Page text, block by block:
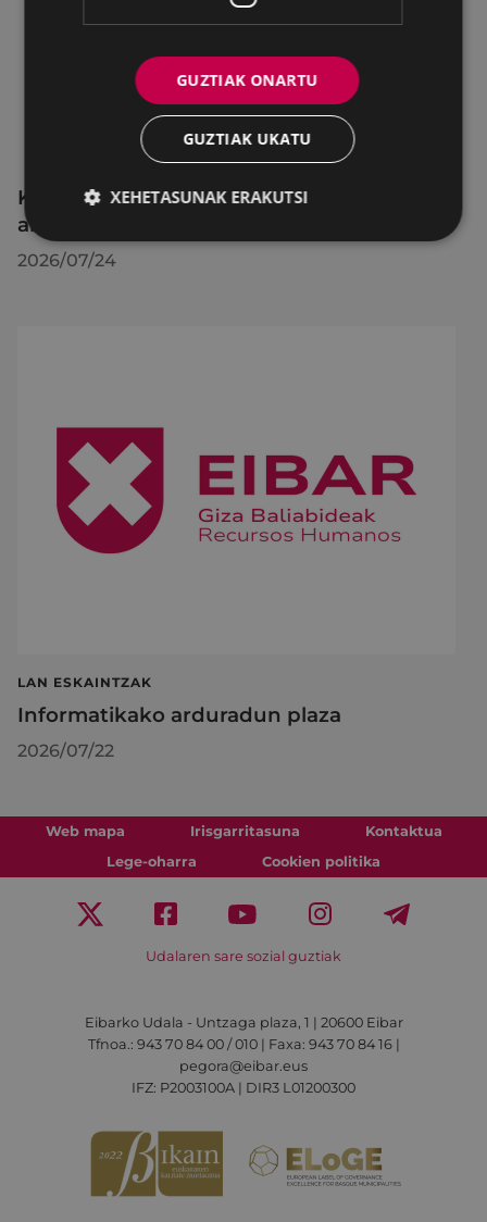
KIUBeko bulegoa itxita egongo da
abuztuaren 24ra arte
2026/07/24
LAN ESKAINTZAK
Informatikako arduradun plaza
2026/07/22
Web mapa Irisgarritasuna
Kontaktua
Lege-oharra
Cookien politika
Udalaren sare sozial guztiak
Eibarko Udala - Untzaga plaza, 1 | 20600 Eibar
Tfnoa.: 943 70 84 00 / 010 | Faxa: 943 70 84 16 |
pegora@eibar.eus
IFZ: P2003100A | DIR3 L01200300
GUZTIAK ONARTU
GUZTIAK UKATU
XEHETASUNAK ERAKUTSI